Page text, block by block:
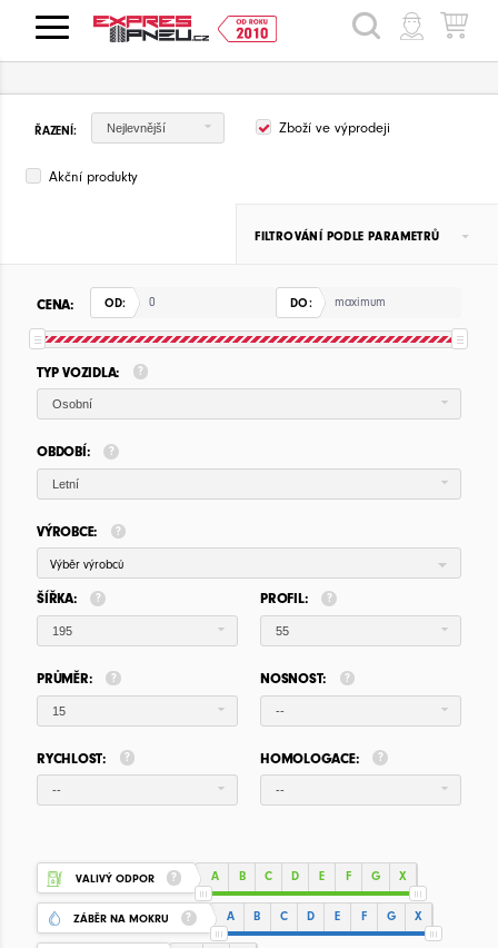
HLEDAT
ŘAZENÍ: Nejlevnější Zboží ve výprodeji
Akční produkty
FILTROVÁNÍ PODLE PARAMETRŮ
CENA: OD: DO:
TYP VOZIDLA:
Osobní
OBDOBÍ:
Letní
VÝROBCE:
Výběr výrobců
ŠÍŘKA:
195
PROFIL:
55
PRŮMĚR:
15
NOSNOST:
--
RYCHLOST:
--
HOMOLOGACE:
--
VALIVÝ ODPOR A B C D E F G X
ZÁBĚR NA MOKRU A B C D E F G X